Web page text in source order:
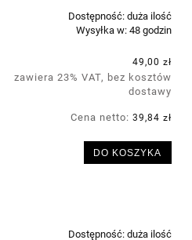
Dostępność: duża ilość
Wysyłka w: 48 godzin
49,00 zł
zawiera 23% VAT, bez kosztów
dostawy
Cena netto: 39,84 zł
DO KOSZYKA
Dostępność: duża ilość